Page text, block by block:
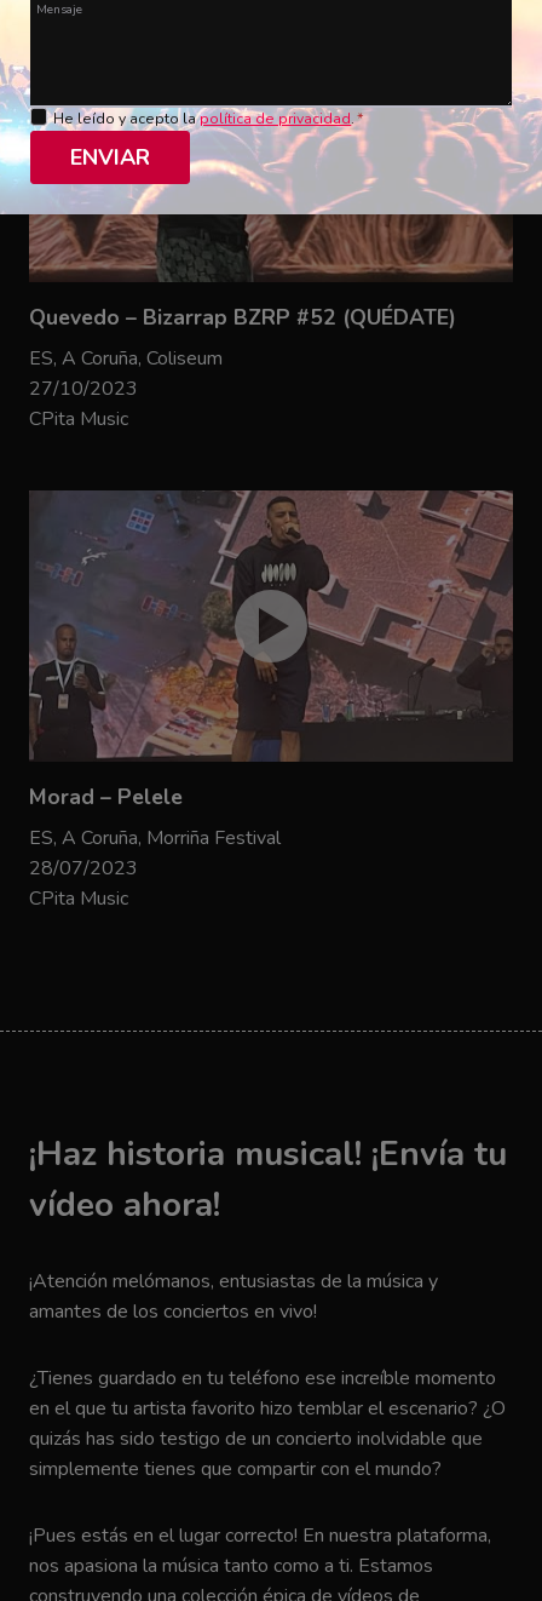
Quevedo – Bizarrap BZRP #52 (QUÉDATE)
ES, A Coruña, Coliseum
27/10/2023
CPita Music
Morad – Pelele
ES, A Coruña, Morriña Festival
28/07/2023
CPita Music
¡Haz historia musical! ¡Envía tu
vídeo ahora!
¡Atención melómanos, entusiastas de la música y
amantes de los conciertos en vivo!
¿Tienes guardado en tu teléfono ese increíble momento
en el que tu artista favorito hizo temblar el escenario? ¿O
quizás has sido testigo de un concierto inolvidable que
simplemente tienes que compartir con el mundo?
¡Pues estás en el lugar correcto! En nuestra plataforma,
nos apasiona la música tanto como a ti. Estamos
Mensaje
He leído y acepto lapolítica de privacidad.*
ENVIAR